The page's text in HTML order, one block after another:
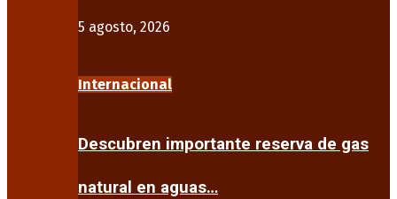
5 agosto, 2026
Internacional
Descubren importante reserva de gas
natural en aguas…